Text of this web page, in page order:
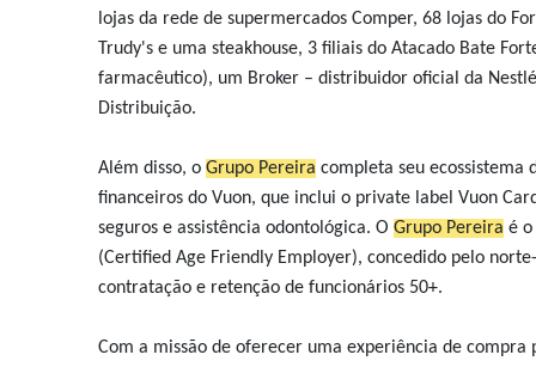
lojas da rede de supermercados Comper, 68 lojas do
Trudy's e uma steakhouse, 3 filiais do Atacado Bate
farmacêutico), um Broker – distribuidor oficial da
Distribuição.
Além disso, o Grupo Pereira completa seu ecossistema
financeiros do Vuon, que inclui o private label Vuon
seguros e assistência odontológica. O Grupo Pereira é
(Certified Age Friendly Employer), concedido pelo
contratação e retenção de funcionários 50+.
Com a missão de oferecer uma experiência de